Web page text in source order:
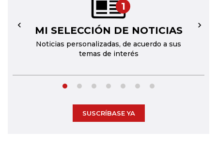
1
MI SELECCIÓN DE NOTICIAS
Noticias personalizadas, de acuerdo a sus
temas de interés
← →
SUSCRÍBASE YA